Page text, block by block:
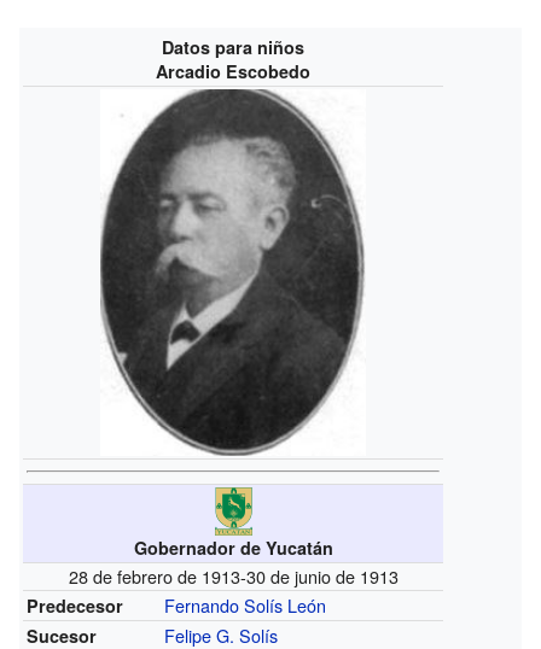
Datos para niños
Arcadio Escobedo
Gobernador de Yucatán
28 de febrero de 1913-30 de junio de 1913
Predecesor Fernando Solís León
Sucesor Felipe G. Solís